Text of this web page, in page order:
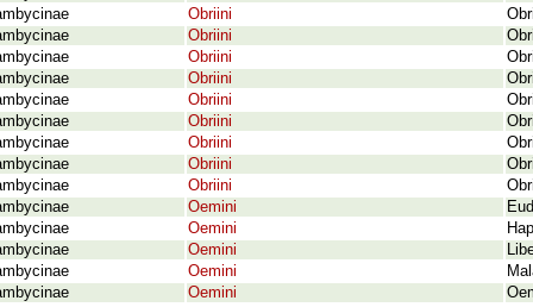
Obriini
Obriini
Obriini
Obriini
Obriini
Obriini
Obriini
Obriini
Obriini
Oemini
Oemini
Oemini
Oemini
Oemini